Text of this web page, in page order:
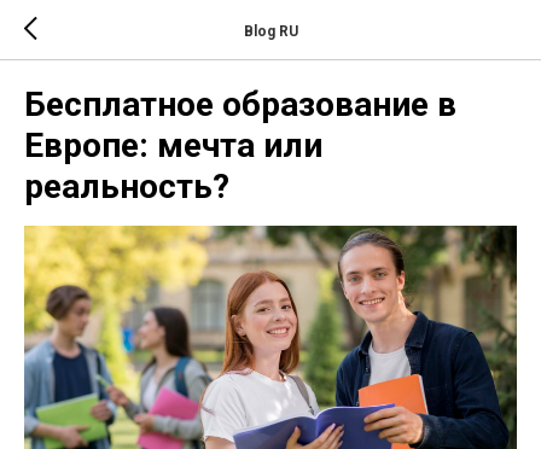
Blog RU
Бесплатное образование в
Европе: мечта или
реальность?